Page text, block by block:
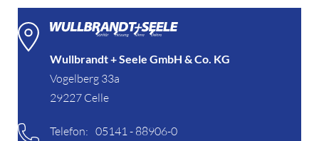
Wullbrandt + Seele GmbH & Co. KG
Vogelberg 33a
29227 Celle
Telefon: 05141 - 88906-0